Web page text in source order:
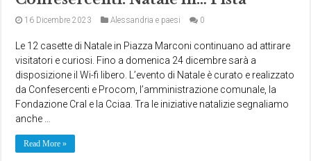
16 Dicembre 2023 Alessandria e paesi 0
Le 12 casette di Natale in Piazza Marconi continuano ad attirare
visitatori e curiosi. Fino a domenica 24 dicembre sarà a
disposizione il Wi-fi libero. L’evento di Natale è curato e realizzato
da Confesercenti e Procom, l’amministrazione comunale, la
Fondazione Cral e la Cciaa. Tra le iniziative natalizie segnaliamo
anche …
Read More »